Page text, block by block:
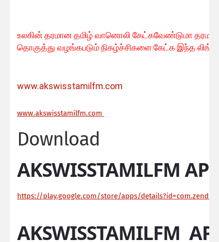
உலகின் தரமான தமிழ் வானொலி கேட்கவேண்டுமா
தொகுத்து வழங்கபடும் நிகழ்ச்சிகளை கேட்க இந்த
www.akswisstamilfm.com
www.akswisstamilfm.com
Download
AKSWISSTAMILFM
https://play.google.com/store/apps/
AKSWISSTAMILFM